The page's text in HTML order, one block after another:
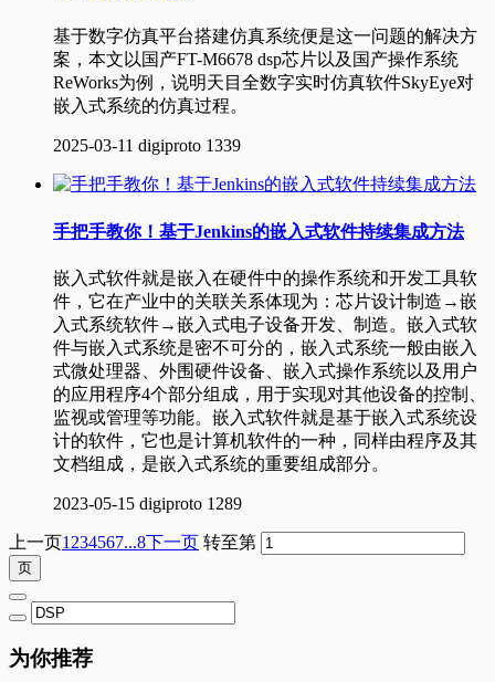
基于数字仿真平台搭建仿真系统便是这一问题的解决方
案，本文以国产FT-M6678 dsp芯片以及国产操作系统
ReWorks为例，说明天目全数字实时仿真软件SkyEye对
嵌入式系统的仿真过程。
2025-03-11 digiproto 1339
手把手教你！基于Jenkins的嵌入式软件持续集成方法
嵌入式软件就是嵌入在硬件中的操作系统和开发工具软
件，它在产业中的关联关系体现为：芯片设计制造→嵌
入式系统软件→嵌入式电子设备开发、制造。嵌入式软
件与嵌入式系统是密不可分的，嵌入式系统一般由嵌入
式微处理器、外围硬件设备、嵌入式操作系统以及用户
的应用程序4个部分组成，用于实现对其他设备的控制、
监视或管理等功能。嵌入式软件就是基于嵌入式系统设
计的软件，它也是计算机软件的一种，同样由程序及其
文档组成，是嵌入式系统的重要组成部分。
2023-05-15 digiproto 1289
上一页1 234567...8下一页 转至第
为你推荐